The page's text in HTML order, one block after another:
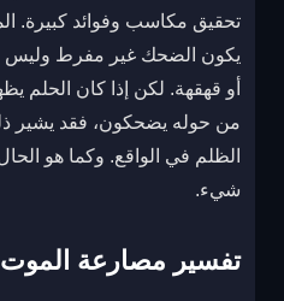
تحقيق مكاسب وفوائد كبيرة.
يكون الضحك غير مفرط
أو قهقهة. لكن إذا كان
من حوله يضحكون، فقد يشير
الظلم في الواقع. وكما هو
شيء.
تفسير مصارعة الموت